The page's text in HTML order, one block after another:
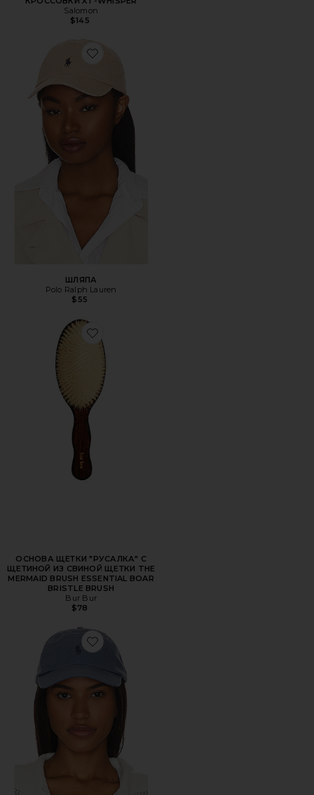
Salomon
$145
Favorite ШЛЯПА
ШЛЯПА
Polo Ralph Lauren
$55
Favorite ОСНОВА ЩЕТКИ "РУСАЛКА" С ЩЕТИНОЙ ИЗ
ОСНОВА ЩЕТКИ "РУСАЛКА" С
ЩЕТИНОЙ ИЗ СВИНОЙ ЩЕТКИ THE
MERMAID BRUSH ESSENTIAL BOAR
BRISTLE BRUSH
Bur Bur
$78
Favorite ШЛЯПА